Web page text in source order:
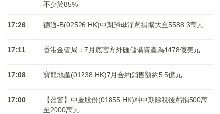
不少於85%
17:26 德適-B(02526.HK)中期歸母淨虧損擴大至5588.3萬元
17:11 香港金管局：7月底官方外匯儲備資產為4478億美元
17:08 寶龍地產(01238.HK)7月合約銷售額約5.5億元
17:00
【盈警】中慶股份(01855.HK)料中期除稅後虧損500萬
至2000萬元